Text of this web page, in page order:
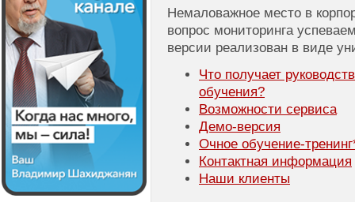
Немаловажное место в
вопрос мониторинга
версии реализован в виде
Что получает
обучения?
Возможности сервиса
Демо-версия
Очное обучение-тренинг
Контактная информация
Наши клиенты